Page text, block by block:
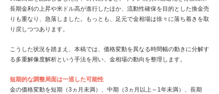
長期金利の上昇や米ドル高が進行したほか、流動性確保を目的とした換金売
りも重なり、急落しました。もっとも、足元で金相場は徐々に落ち着きを取
り戻しつつあります。
こうした状況を踏まえ、本稿では、価格変動を異なる時間幅の動きに分解す
る多重解像度解析という手法を用い、金相場の動向を整理します。
短期的な調整局面は一巡した可能性
金の価格変動を短期（3ヵ月未満）、中期（3ヵ月以上～1年未満）、長期